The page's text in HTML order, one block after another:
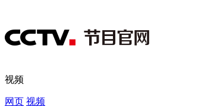
视频
网页 视频